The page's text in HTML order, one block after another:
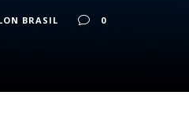
BRASIL 0